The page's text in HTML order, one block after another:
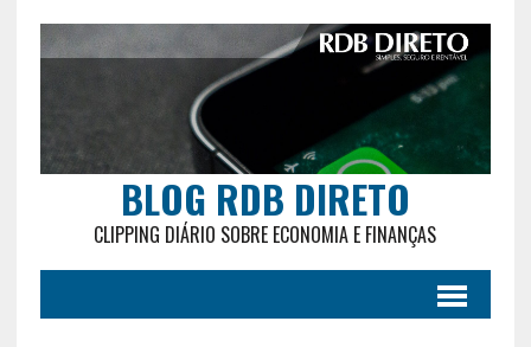
BLOG RDB DIRETO
CLIPPING DIÁRIO SOBRE ECONOMIA E FINANÇAS